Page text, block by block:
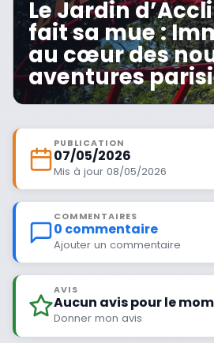
Le Jardin
fait sa mue :
au cœur des
aventures
PUBLICATION
07/05/2026
Mis à jour 08/05/2026
COMMENTAIRES
0 commentaire
Ajouter un commentaire
AVIS
Aucun avis pour le
Donner mon avis